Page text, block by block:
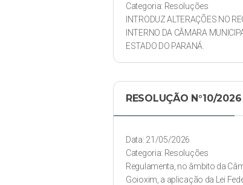
Categoria: Resoluções
INTRODUZ ALTERAÇÕES NO
INTERNO DA CÂMARA
ESTADO DO PARANÁ.
RESOLUÇÃO N°10/2026
Data: 21/05/2026
Categoria: Resoluções
Regulamenta, no âmbito da
Goioxim, a aplicação da Lei